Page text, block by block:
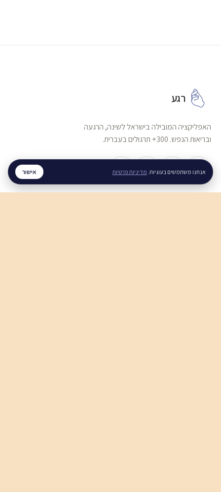
רגע
האפליקציה המובילה בישראל לשינה, הרגעה
ובריאות הנפש. 300+ תרגולים בעברית.
אנחנו משתמשים בעוגיות. מדיניות פרטיות אישור